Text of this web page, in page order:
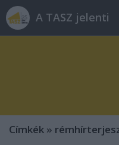
A TASZ jelenti
Címkék »